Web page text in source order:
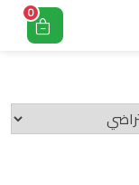
0